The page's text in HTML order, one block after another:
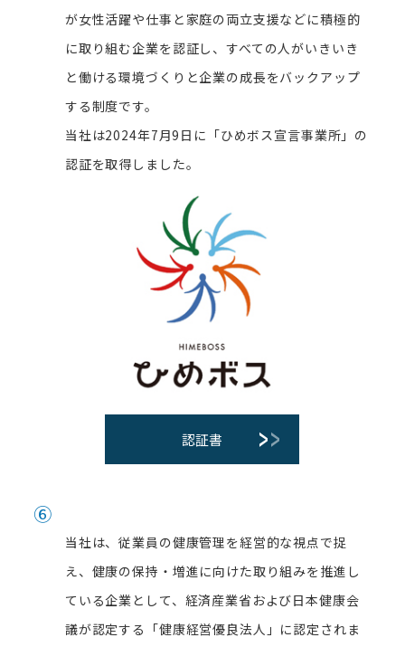
が女性活躍や仕事と家庭の両立支援などに積極的
に取り組む企業を認証し、すべての人がいきいき
と働ける環境づくりと企業の成長をバックアップ
する制度です。
当社は2024年7月9日に「ひめボス宣言事業所」の
認証を取得しました。
認証書
⑥
当社は、従業員の健康管理を経営的な視点で捉
え、健康の保持・増進に向けた取り組みを推進し
ている企業として、経済産業省および日本健康会
議が認定する「健康経営優良法人」に認定されま